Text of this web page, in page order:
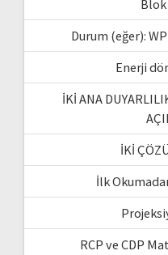
Durum (eğer):
Enerji
İKİ ANA
İKİ
İlk
RCP ve CDP